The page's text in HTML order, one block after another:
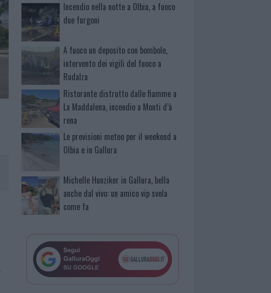
Incendio nella notte a Olbia, a fuoco
due furgoni
A fuoco un deposito con bombole,
intervento dei vigili del fuoco a
Rudalza
Ristorante distrutto dalle fiamme a
La Maddalena, incendio a Monti d’à
rena
Le previsioni meteo per il weekend a
Olbia e in Gallura
Michelle Hunziker in Gallura, bella
anche dal vivo: un amico vip svela
come fa